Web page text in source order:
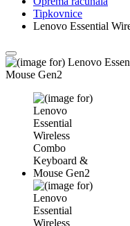
Tipkovnice
Lenovo Essential